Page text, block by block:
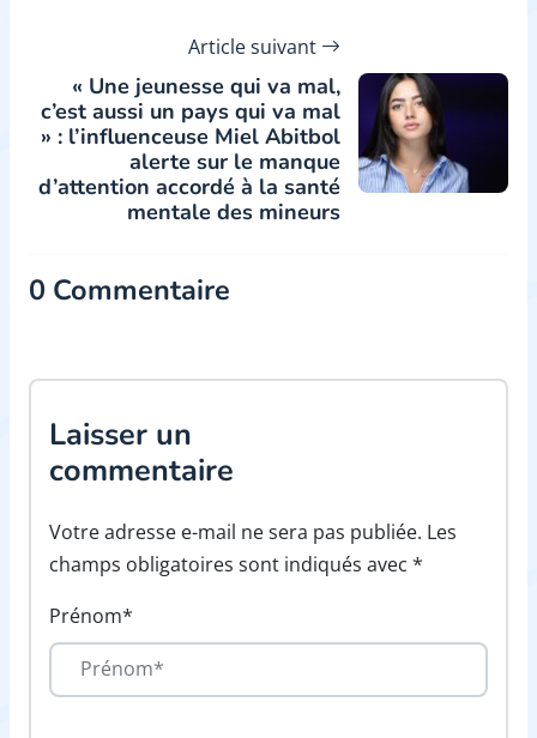
Article suivant
« Une jeunesse qui va mal,
c’est aussi un pays qui va mal
» : l’influenceuse Miel Abitbol
alerte sur le manque
d’attention accordé à la santé
mentale des mineurs
0 Commentaire
Laisser un
commentaire
Votre adresse e-mail ne sera pas publiée. Les
champs obligatoires sont indiqués avec *
Prénom*